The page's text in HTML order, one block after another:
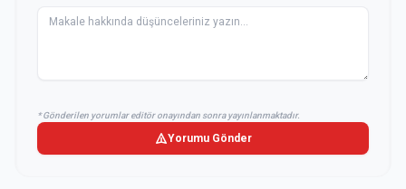
* Gönderilen yorumlar editör onayından sonra yayınlanmaktadır.
Yorumu Gönder